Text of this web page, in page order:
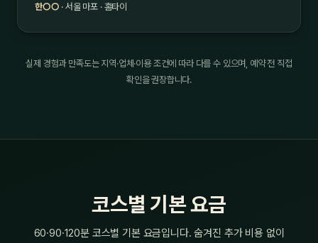
한○○ · 서울 마포 · 홈타이
실제 경험과 만족도는 지역·업체·이용 조건에 따라 다를 수 있으며, 예약 전 직접
확인을 권장합니다.
코스별 기본 요금
60·90·120분 코스별 기본 요금입니다. 숨겨진 추가 비용 없이